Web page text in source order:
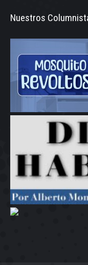
Nuestros